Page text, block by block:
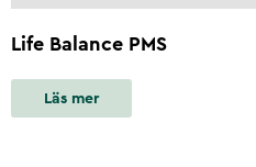
Life Balance PMS
Läs mer